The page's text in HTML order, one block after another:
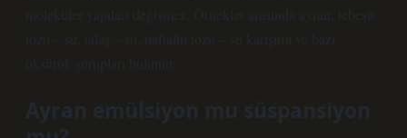
moleküler yapıları değişmez. Örnekler arasında ayran, tebeşir
tozu – su, talaş – su, naftalin tozu – su karışımı ve bazı
öksürük şurupları bulunur.
Ayran emülsiyon mu süspansiyon